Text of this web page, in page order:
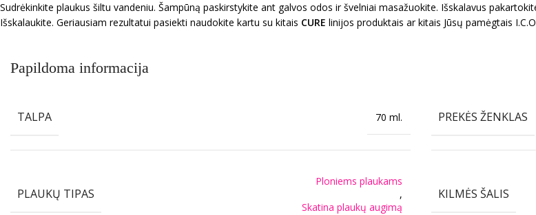
Sudrėkinkite plaukus šiltu vandeniu. Šampūną paskirstykite ant galvos odos ir švelniai masažuokite. Išskalavus
Išskalaukite. Geriausiam rezultatui pasiekti naudokite kartu su kitais CURE linijos produktais ar kitais Jūsų pamėgtais
Papildoma informacija
TALPA 70 ml. PREKĖS ŽENKLAS
PLAUKŲ TIPAS
Ploniems plaukams
,
Skatina plaukų augimą
KILMĖS ŠALIS